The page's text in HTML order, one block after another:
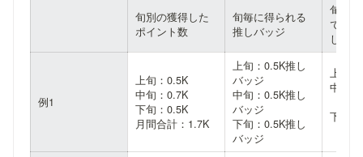
旬別の獲得した
ポイント数
旬毎に得られる
推しバッジ
旬の
での
しの
例1
上旬：0.5K
中旬：0.7K
下旬：0.5K
月間合計： 1.7K
上旬：0.5K推し
バッジ
中旬：0.5K推し
バッジ
下旬：0.5K推し
バッジ
上旬
中旬
下旬